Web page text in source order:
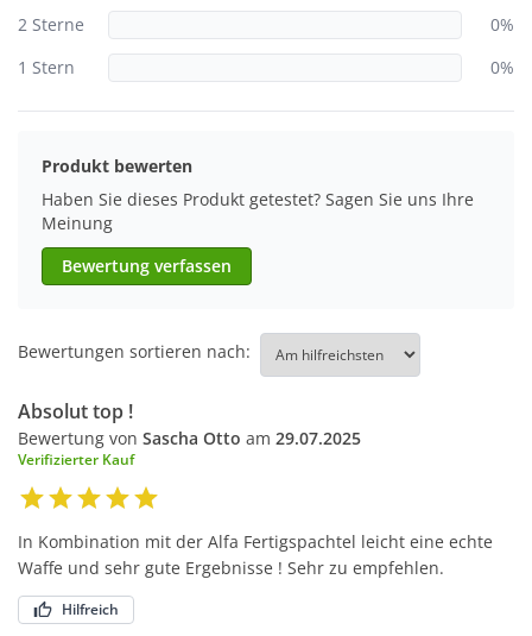
2 Sterne
0%
1 Stern
0%
Produkt bewerten
Haben Sie dieses Produkt getestet? Sagen Sie uns Ihre
Meinung
Bewertung verfassen
Bewertungen sortieren nach:
Absolut top !
Bewertung von Sascha Otto am 29.07.2025
Verifizierter Kauf
In Kombination mit der Alfa Fertigspachtel leicht eine echte
Waffe und sehr gute Ergebnisse ! Sehr zu empfehlen.
Hilfreich